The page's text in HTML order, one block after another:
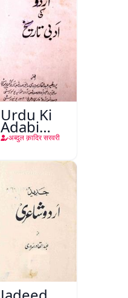
Urdu Ki
Adabi
Tareekh
अब्दुल क़ादिर सरवरी